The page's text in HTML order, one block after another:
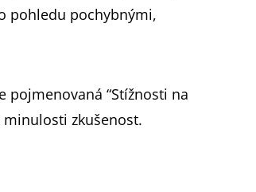
pohledu pochybnými,
pojmenovaná “Stížnosti na
minulosti zkušenost.